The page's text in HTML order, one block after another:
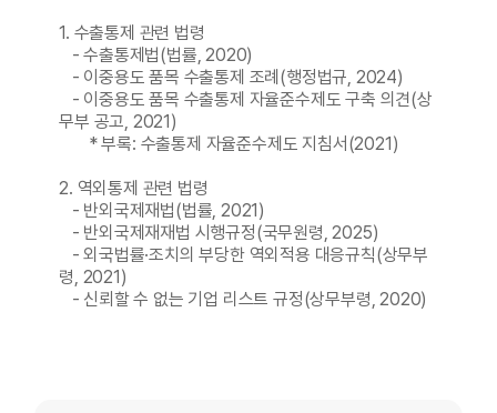
1. 수출통제 관련 법령
- 수출통제법(법률, 2020)
- 이중용도 품목 수출통제 조례(행정법규, 2024)
- 이중용도 품목 수출통제 자율준수제도 구축 의견(상
무부 공고, 2021)
* 부록: 수출통제 자율준수제도 지침서(2021)
2. 역외통제 관련 법령
- 반외국제재법(법률, 2021)
- 반외국제재재법 시행규정(국무원령, 2025)
- 외국법률·조치의 부당한 역외적용 대응규칙(상무부
령, 2021)
- 신뢰할 수 없는 기업 리스트 규정(상무부령, 2020)